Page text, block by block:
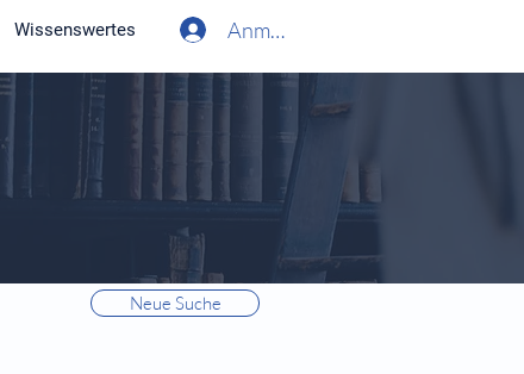
Wissenswertes Anmelden
Neue Suche